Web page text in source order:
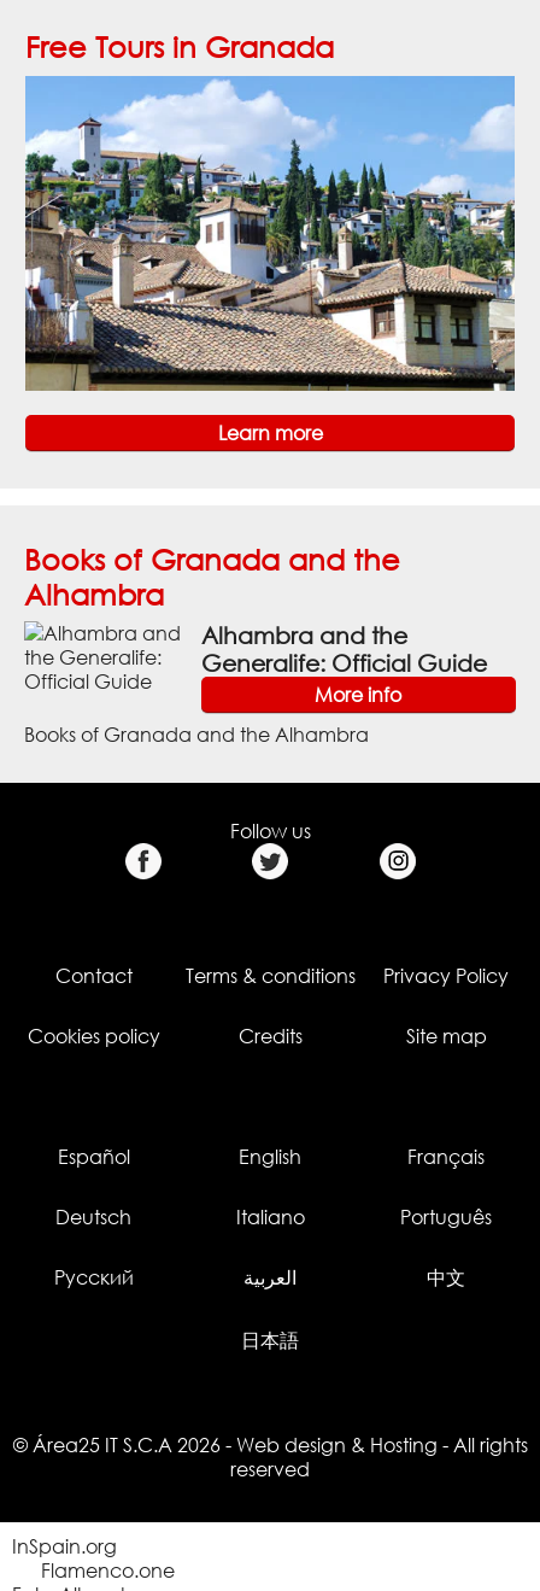
Free Tours in Granada
Learn more
Books of Granada and the
Alhambra
Alhambra and the
Generalife: Official Guide
More info
Books of Granada and the Alhambra
Follow us
Contact Terms & conditions Privacy Policy
Cookies policy Credits Site map
Español English Français
Deutsch Italiano Português
Русский العربية 中文
日本語
© Área25 IT S.C.A 2026- Web design & Hosting - All rights
reserved
InSpain.org
Flamenco.one